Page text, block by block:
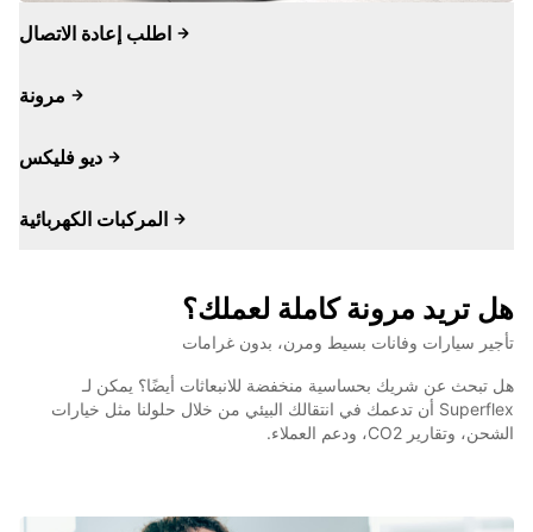
هل تريد مرونة كاملة لعملك؟
تأجير سيارات وفانات بسيط ومرن، بدون غرامات
هل تبحث عن شريك بحساسية منخفضة للانبعاثات أيضًا؟ يمكن لـ
Superflex أن تدعمك في انتقالك البيئي من خلال حلولنا مثل خيارات
الشحن، وتقارير CO2، ودعم العملاء.